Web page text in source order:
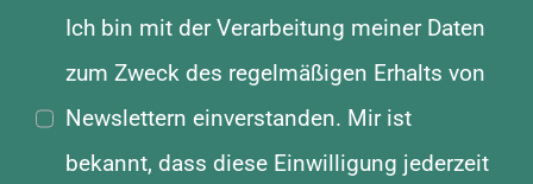
Ich bin mit der Verarbeitung meiner Daten
zum Zweck des regelmäßigen Erhalts von
Newslettern einverstanden. Mir ist
bekannt, dass diese Einwilligung jederzeit